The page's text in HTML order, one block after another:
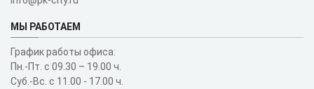
МЫ РАБОТАЕМ
График работы офиса:
Пн.-Пт. с 09.30 – 19.00 ч.
Суб.-Вс. с 11.00 - 17.00 ч.